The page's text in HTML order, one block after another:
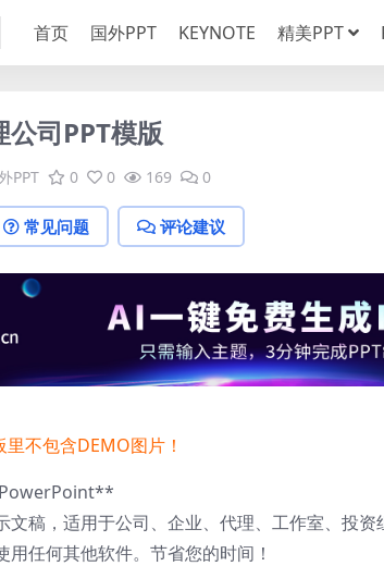
首页 国外PPT KEYNOTE 精美PPT
司PPT模版
PPT 0 0 169 0
常见问题 评论建议
不包含DEMO图片！
文稿，适用于公司、企业、代理、工作室、投
用任何其他软件。节省您的时间！